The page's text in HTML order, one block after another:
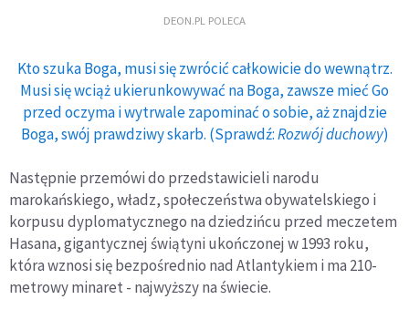
DEON.PL POLECA
Kto szuka Boga, musi się zwrócić całkowicie do wewnątrz.
Musi się wciąż ukierunkowywać na Boga, zawsze mieć Go
przed oczyma i wytrwale zapominać o sobie, aż znajdzie
Boga, swój prawdziwy skarb. (Sprawdź:Rozwój duchowy)
Następnie przemówi do przedstawicieli narodu
marokańskiego, władz, społeczeństwa obywatelskiego i
korpusu dyplomatycznego na dziedzińcu przed meczetem
Hasana, gigantycznej świątyni ukończonej w 1993 roku,
która wznosi się bezpośrednio nad Atlantykiem i ma 210-
metrowy minaret - najwyższy na świecie.